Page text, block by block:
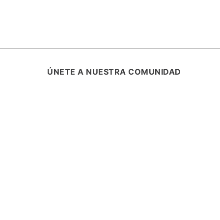
ÚNETE A NUESTRA COMUNIDAD